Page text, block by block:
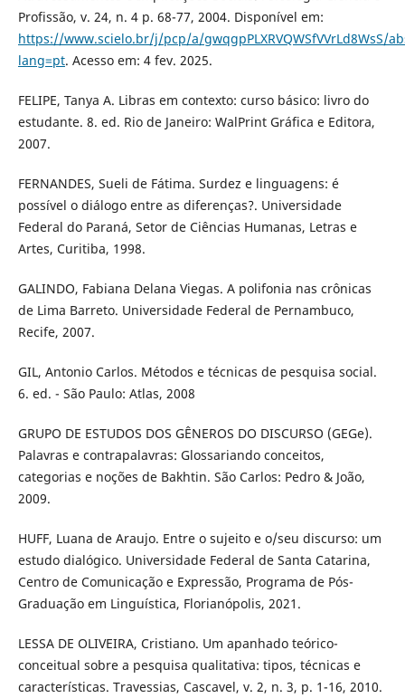
Profissão, v. 24, n. 4 p. 68-77, 2004. Disponível em:
https://www.scielo.br/j/pcp/a/gwqgpPLXRVQWSfVVrLd8WsS/
lang=pt. Acesso em: 4 fev. 2025.
FELIPE, Tanya A. Libras em contexto: curso básico: livro do
estudante. 8. ed. Rio de Janeiro: WalPrint Gráfica e Editora,
2007.
FERNANDES, Sueli de Fátima. Surdez e linguagens: é
possível o diálogo entre as diferenças?. Universidade
Federal do Paraná, Setor de Ciências Humanas, Letras e
Artes, Curitiba, 1998.
GALINDO, Fabiana Delana Viegas. A polifonia nas crônicas
de Lima Barreto. Universidade Federal de Pernambuco,
Recife, 2007.
GIL, Antonio Carlos. Métodos e técnicas de pesquisa social.
6. ed. - São Paulo: Atlas, 2008
GRUPO DE ESTUDOS DOS GÊNEROS DO DISCURSO (GEGe).
Palavras e contrapalavras: Glossariando conceitos,
categorias e noções de Bakhtin. São Carlos: Pedro & João,
2009.
HUFF, Luana de Araujo. Entre o sujeito e o/seu discurso: um
estudo dialógico. Universidade Federal de Santa Catarina,
Centro de Comunicação e Expressão, Programa de Pós-
Graduação em Linguística, Florianópolis, 2021.
LESSA DE OLIVEIRA, Cristiano. Um apanhado teórico-
conceitual sobre a pesquisa qualitativa: tipos, técnicas e
características. Travessias, Cascavel, v. 2, n. 3, p. 1-16, 2010.